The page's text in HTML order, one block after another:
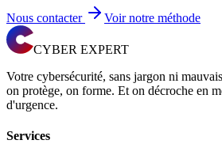
Nous contacter Voir notre méthode
CYBER EXPERT
Votre cybersécurité, sans jargon ni
on protège, on forme. Et on décroche en
d'urgence.
Services